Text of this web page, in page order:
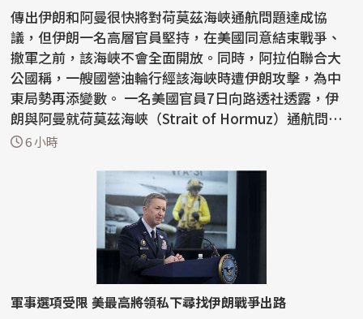
傳出伊朗和阿曼很快將對荷莫茲海峽通航問題達成協
議，但伊朗一名高層官員堅持，在美國同意結束戰爭、
撤軍之前，該海峽不會全面開放。同時，阿拉伯聯合大
公國稱，一艘國營油輪行經該海峽時遭伊朗攻擊，為中
東局勢再添變數。 一名美國官員7日向路透社透露，伊
朗與阿曼就荷莫茲海峽（Strait of Hormuz）通航問題
正取得...
6 小時
軍事選項受限 美最高將領私下尋找伊朗戰爭出路